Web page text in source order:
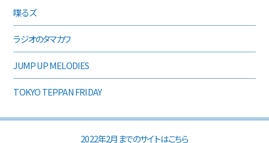
喋るズ
ラジオのタマカワ
JUMP UP MELODIES
TOKYO TEPPAN FRIDAY
2022年2月までのサイトはこちら